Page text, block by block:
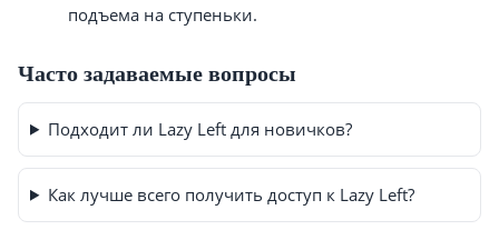
подъема на ступеньки.
Часто задаваемые вопросы
Подходит ли Lazy Left для новичков?
Как лучше всего получить доступ к Lazy Left?